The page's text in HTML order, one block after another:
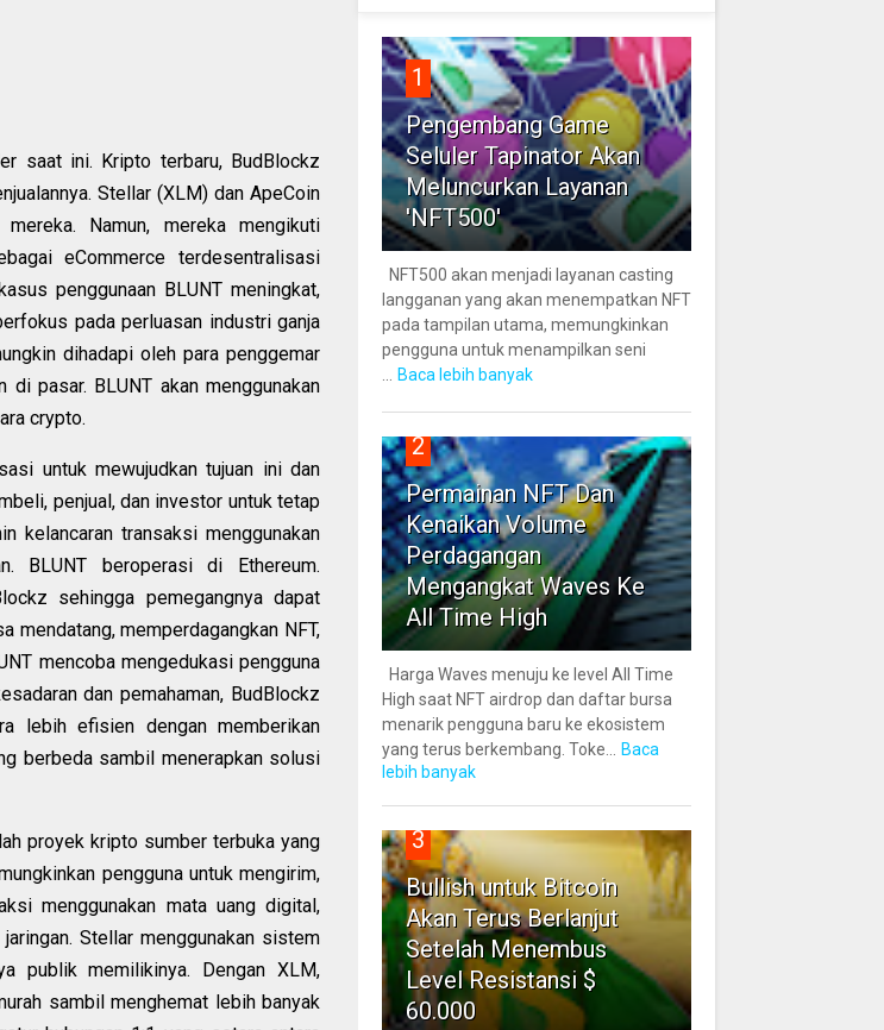
saat ini. Kripto terbaru, BudBlockz
Stellar (XLM) dan ApeCoin
Namun, mereka mengikuti
eCommerce terdesentralisasi
penggunaan BLUNT meningkat,
pada perluasan industri ganja
dihadapi oleh para penggemar
di pasar. BLUNT akan menggunakan
crypto.
untuk mewujudkan tujuan ini dan
penjual, dan investor untuk tetap
kelancaran transaksi menggunakan
BLUNT beroperasi di Ethereum.
sehingga pemegangnya dapat
memperdagangkan NFT,
mencoba mengedukasi pengguna
dan pemahaman, BudBlockz
lebih efisien dengan memberikan
berbeda sambil menerapkan solusi
proyek kripto sumber terbuka yang
pengguna untuk mengirim,
menggunakan mata uang digital,
Stellar menggunakan sistem
publik memilikinya. Dengan XLM,
sambil menghemat lebih banyak
1
Pengembang Game
Seluler Tapinator Akan
Meluncurkan Layanan
'NFT500'
NFT500 akan menjadi layanan casting
langganan yang akan menempatkan NFT
pada tampilan utama, memungkinkan
pengguna untuk menampilkan seni
Baca lebih banyak
2
Permainan NFT Dan
Kenaikan Volume
Perdagangan
Mengangkat Waves Ke
All Time High
Harga Waves menuju ke level All Time
High saat NFT airdrop dan daftar bursa
menarik pengguna baru ke ekosistem
yang terus berkembang. Toke...
Baca
lebih banyak
3
Bullish untuk Bitcoin
Akan Terus Berlanjut
Setelah Menembus
Level Resistansi $
60.000